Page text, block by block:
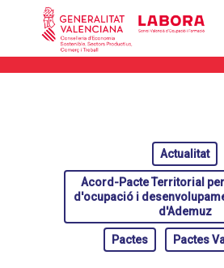
Actualitat
Acord-Pacte Territorial
d'ocupació i
d'Ademuz
Pactes Pactes